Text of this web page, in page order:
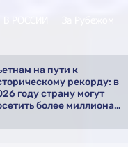
на пути к
рекорду: в
году страну могут
более миллиона